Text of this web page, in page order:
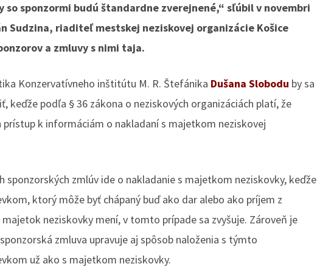
so sponzormi budú štandardne zverejnené,“ sľúbil v novembri
Sudzina, riaditeľ mestskej neziskovej organizácie Košice
a zmluvy s nimi taja.
Konzervatívneho inštitútu M. R. Štefánika Dušana Slobodu by sa
keďže podľa § 36 zákona o neziskových organizáciách platí, že
prístup k informáciám o nakladaní s majetkom neziskovej
sponzorských zmlúv ide o nakladanie s majetkom neziskovky, keďže
ktorý môže byť chápaný buď ako dar alebo ako príjem z
neziskovky mení, v tomto prípade sa zvyšuje. Zároveň je
zmluva upravuje aj spôsob naloženia s týmto
už ako s majetkom neziskovky.